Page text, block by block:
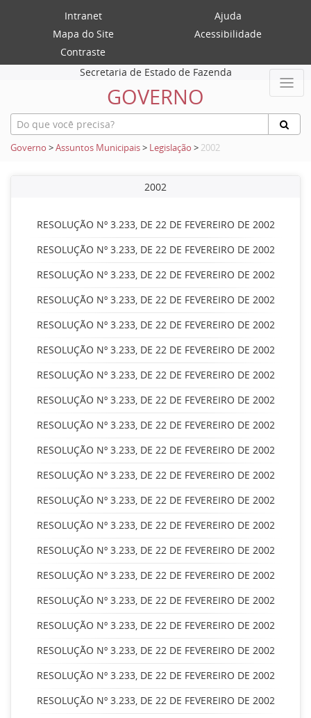
Intranet
Ajuda
Mapa do Site
Acessibilidade
Contraste
Secretaria de Estado de Fazenda
GOVERNO
Governo >Assuntos Municipais> Legislação > 2002
2002
RESOLUÇÃO Nº 3.233, DE 22 DE FEVEREIRO DE 2002
RESOLUÇÃO Nº 3.233, DE 22 DE FEVEREIRO DE 2002
RESOLUÇÃO Nº 3.233, DE 22 DE FEVEREIRO DE 2002
RESOLUÇÃO Nº 3.233, DE 22 DE FEVEREIRO DE 2002
RESOLUÇÃO Nº 3.233, DE 22 DE FEVEREIRO DE 2002
RESOLUÇÃO Nº 3.233, DE 22 DE FEVEREIRO DE 2002
RESOLUÇÃO Nº 3.233, DE 22 DE FEVEREIRO DE 2002
RESOLUÇÃO Nº 3.233, DE 22 DE FEVEREIRO DE 2002
RESOLUÇÃO Nº 3.233, DE 22 DE FEVEREIRO DE 2002
RESOLUÇÃO Nº 3.233, DE 22 DE FEVEREIRO DE 2002
RESOLUÇÃO Nº 3.233, DE 22 DE FEVEREIRO DE 2002
RESOLUÇÃO Nº 3.233, DE 22 DE FEVEREIRO DE 2002
RESOLUÇÃO Nº 3.233, DE 22 DE FEVEREIRO DE 2002
RESOLUÇÃO Nº 3.233, DE 22 DE FEVEREIRO DE 2002
RESOLUÇÃO Nº 3.233, DE 22 DE FEVEREIRO DE 2002
RESOLUÇÃO Nº 3.233, DE 22 DE FEVEREIRO DE 2002
RESOLUÇÃO Nº 3.233, DE 22 DE FEVEREIRO DE 2002
RESOLUÇÃO Nº 3.233, DE 22 DE FEVEREIRO DE 2002
RESOLUÇÃO Nº 3.233, DE 22 DE FEVEREIRO DE 2002
RESOLUÇÃO Nº 3.233, DE 22 DE FEVEREIRO DE 2002